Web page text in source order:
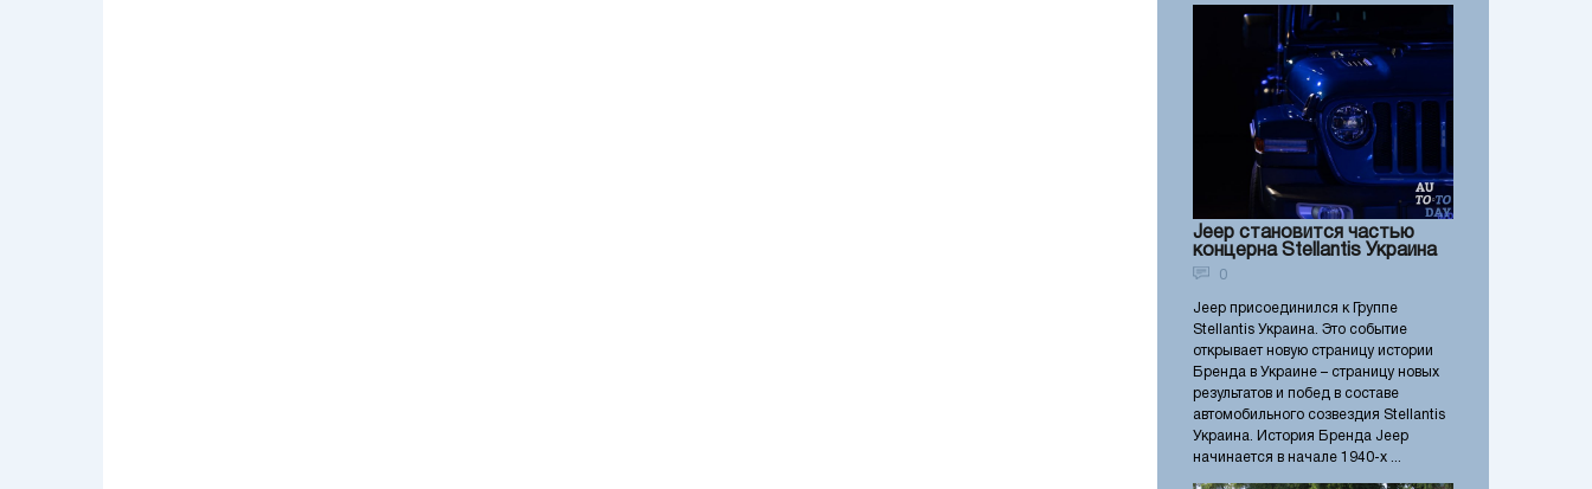
Jeep становится частью
концерна Stellantis Украина
0
Jeep присоединился к Группе
Stellantis Украина. Это событие
открывает новую страницу истории
Бренда в Украине – страницу новых
результатов и побед в составе
автомобильного созвездия Stellantis
Украина. История Бренда Jeep
начинается в начале 1940-х ...